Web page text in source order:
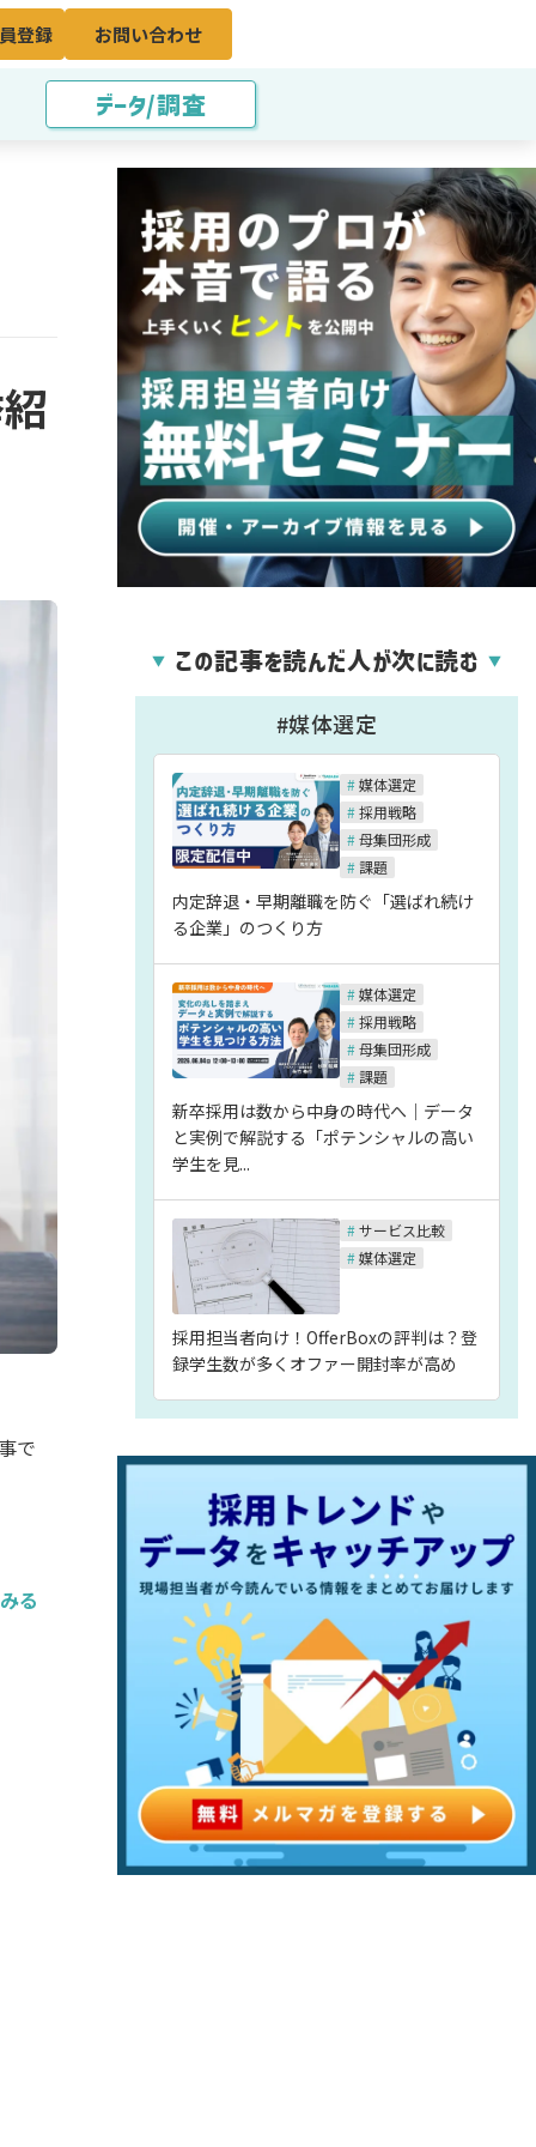
登録 お問い合わせ
データ/調査
で
る
▼ この記事を読んだ人が次に読む ▼
#媒体選定
#媒体選定
#採用戦略
#母集団形成
#課題
内定辞退・早期離職を防ぐ「選ばれ続け
る企業」のつくり方
#媒体選定
#採用戦略
#母集団形成
#課題
新卒採用は数から中身の時代へ｜データ
と実例で解説する「ポテンシャルの高い
学生を見...
#サービス比較
#媒体選定
採用担当者向け！OfferBoxの評判は？登
録学生数が多くオファー開封率が高め